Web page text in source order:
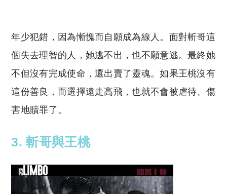
年少犯錯，因為慚愧而自願成為線人。面對斬哥這
個失去理智的人，她逃不出，也不願意逃。最終她
不但沒有完成使命，還出賣了靈魂。如果王桃沒有
這份善良，而選擇遠走高飛，也就不會被虐待、傷
害地贖罪了。
3. 斬哥與王桃